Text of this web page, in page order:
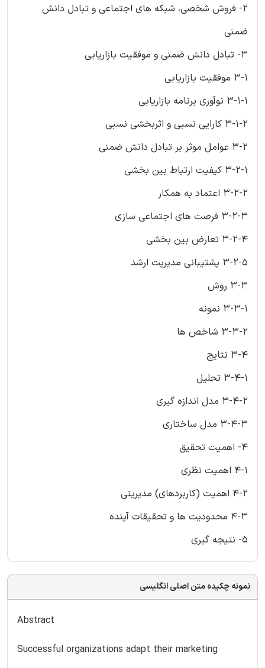
2- فروش شخصی، شبکه های اجتماعی و تبادل دانش
ضمنی
3- تبادل دانش ضمنی و موفقیت بازاریابی
3-1 موفقیت بازاریابی
3-1-1 نوآوری برنامه بازاریابی
3-1-2 کارایی نسبی و اثربخشی نسبی
3-2 عوامل موثر بر تبادل دانش ضمنی
3-2-1 کیفیت ارتباط بین بخشی
3-2-2 اعتماد به همکار
3-2-3 فرصت های اجتماعی سازی
3-2-4 تعارض بین بخشی
3-2-5 پشتیبانی مدیریت ارشد
3-3 روش
3-3-1 نمونه
3-3-2 شاخص ها
3-4 نتایج
3-4-1 تحلیل
3-4-2 مدل اندازه گیری
3-4-3 مدل ساختاری
4- اهمیت تحقیق
4-1 اهمیت نظری
4-2 اهمیت (کاربردهای) مدیریتی
4-3 محدودیت ها و تحقیقات آینده
5- نتیجه گیری
نمونه چکیده متن اصلی انگلیسی
Abstract
Successful organizations adapt their marketing